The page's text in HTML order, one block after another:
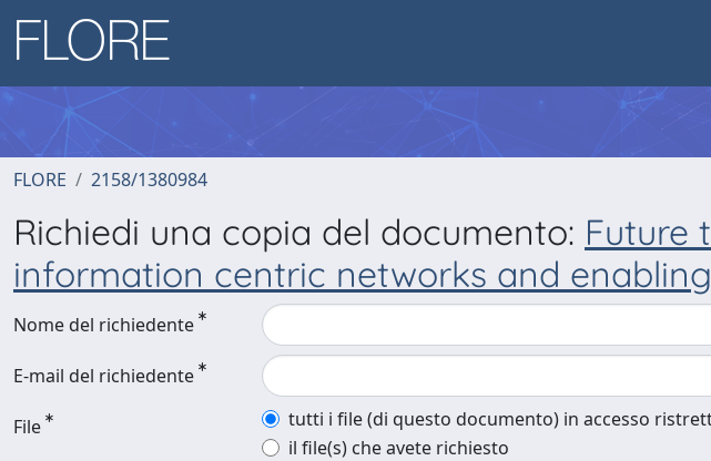
FLORE 2158/1380984
Richiedi una copia del documento: Future
information centric networks and
Nome del richiedente
E-mail del richiedente
File
tutti i file (di questo documento) in accesso
il file(s) che avete richiesto